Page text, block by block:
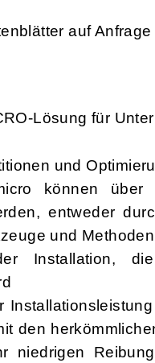
auf Anfrage
Lösung für
und
können
entweder
und Methoden
Installation,
den
niedrigen